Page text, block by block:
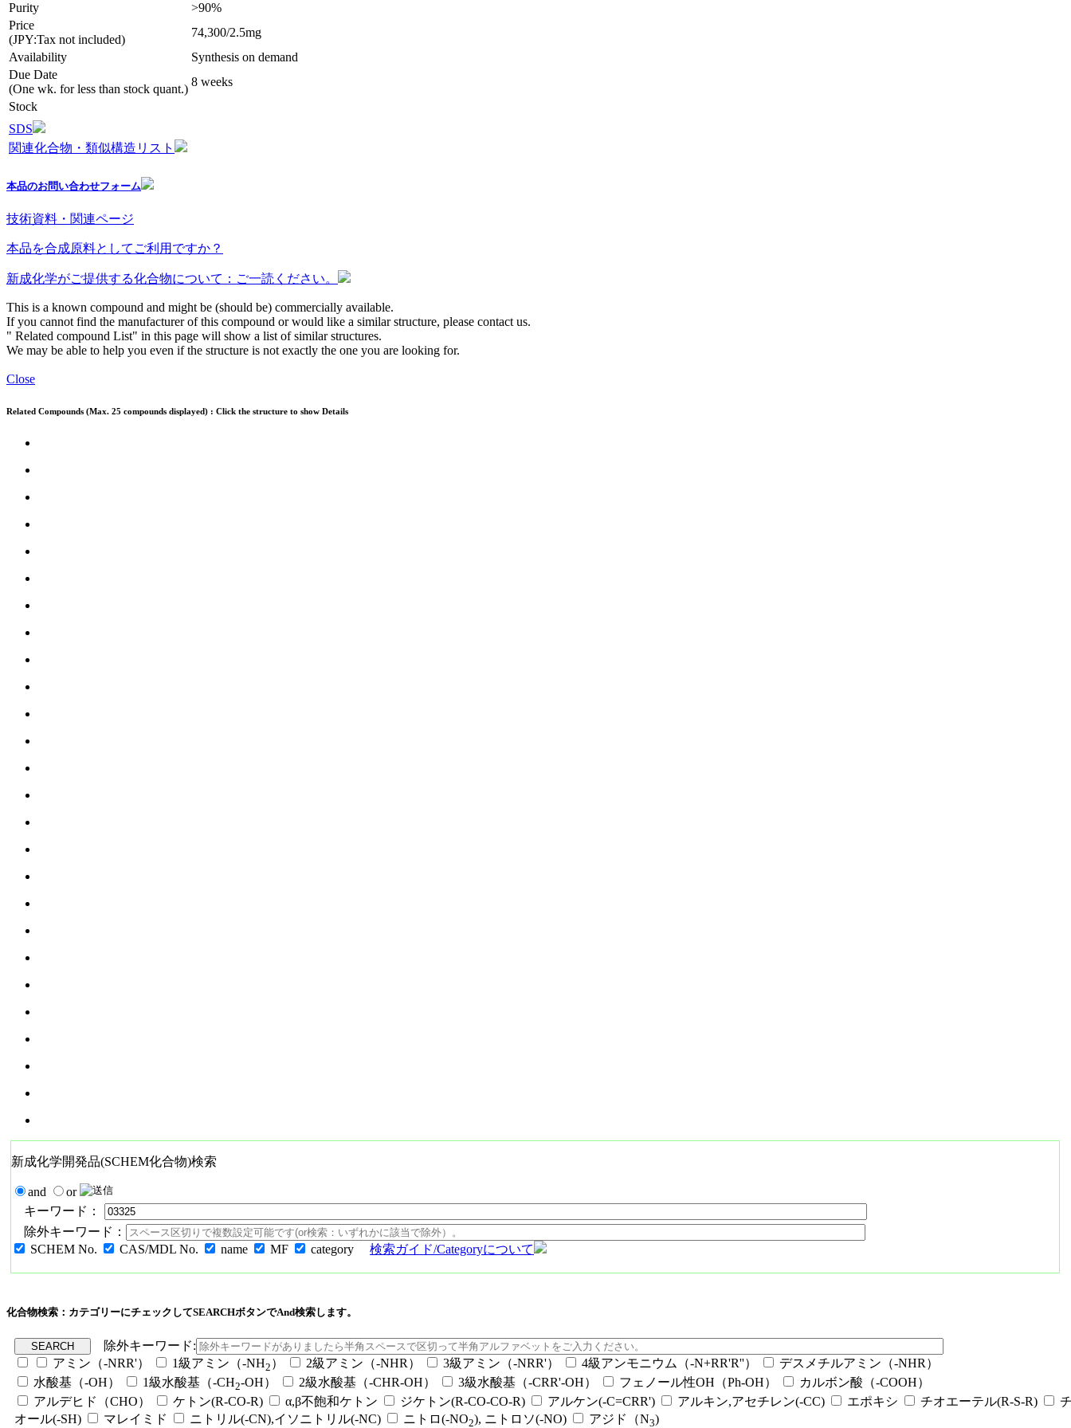
Purity
>90%
Price
(JPY:Tax not included)
74,300/2.5mg
Availability
Synthesis on demand
Due Date
(One wk. for less than stock quant.)
8 weeks
Stock
SDS
関連化合物・類似構造リスト
本品のお問い合わせフォーム
技術資料・関連ページ
本品を合成原料としてご利用ですか？
新成化学がご提供する化合物について：ご一読ください。
This is a known compound and might be (should be) commercially available.
If you cannot find the manufacturer of this compound or would like a similar structure, please contact us.
" Related compound List" in this page will show a list of similar structures.
We may be able to help you even if the structure is not exactly the one you are looking for.
Close
Related Compounds (Max. 25 compounds displayed) : Click the structure to show Details
新成化学開発品(SCHEM化合物)検索
and
or
キーワード：
除外キーワード：
SCHEM No.
CAS/MDL No. name MF category 検索ガイド/Categoryについて
化合物検索：カテゴリーにチェックしてSEARCHボタンでAnd検索します。
除外キーワード:
アミン（-NRR'）
1級アミン（-NH2 ） 2級アミン（-NHR） 3級アミン（-NRR'） 4級アンモニウム（-N+RR'R''）
デスメチルアミン（-NHR）
水酸基（-OH）
1級水酸基（-CH2-OH） 2級水酸基（-CHR-OH） 3級水酸基（-CRR'-OH） フェノール性OH（Ph-OH）
カルボン酸（-COOH）
アルデヒド（CHO）
ケトン(R-CO-R) α,β不飽和ケトン ジケトン(R-CO-CO-R) アルケン(-C=CRR') アルキン,アセチレン(-CC) エポキシ チオエーテル(R-S-R)
オール(-SH)
マレイミド ニトリル(-CN),イソニトリル(-NC) ニトロ(-NO2), ニトロソ(-NO) アジド（N3)